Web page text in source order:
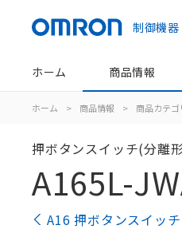
制御機器
ホーム 商品情報
ホーム > 商品情報 > 商品カテゴ
押ボタンスイッチ(分離
A165L-
A16 押ボタンスイッ